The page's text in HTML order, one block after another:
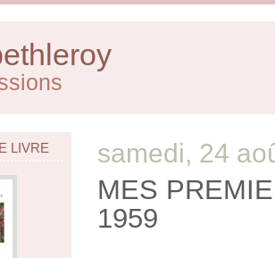
LIVRE samedi, 24
MES
1959